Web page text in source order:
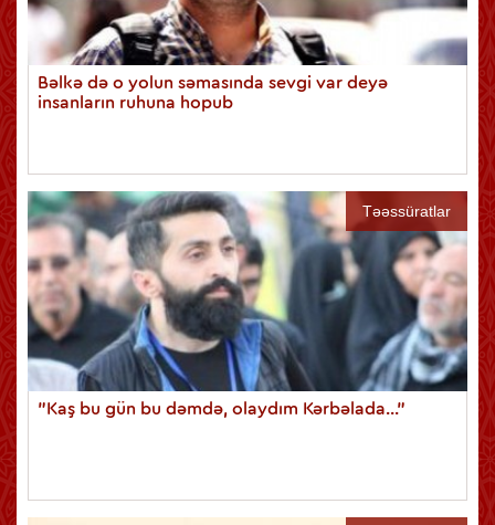
Bəlkə də o yolun səmasında sevgi var deyə
insanların ruhuna hopub
Təəssüratlar
"Kaş bu gün bu dəmdə, olaydım Kərbəlada..."